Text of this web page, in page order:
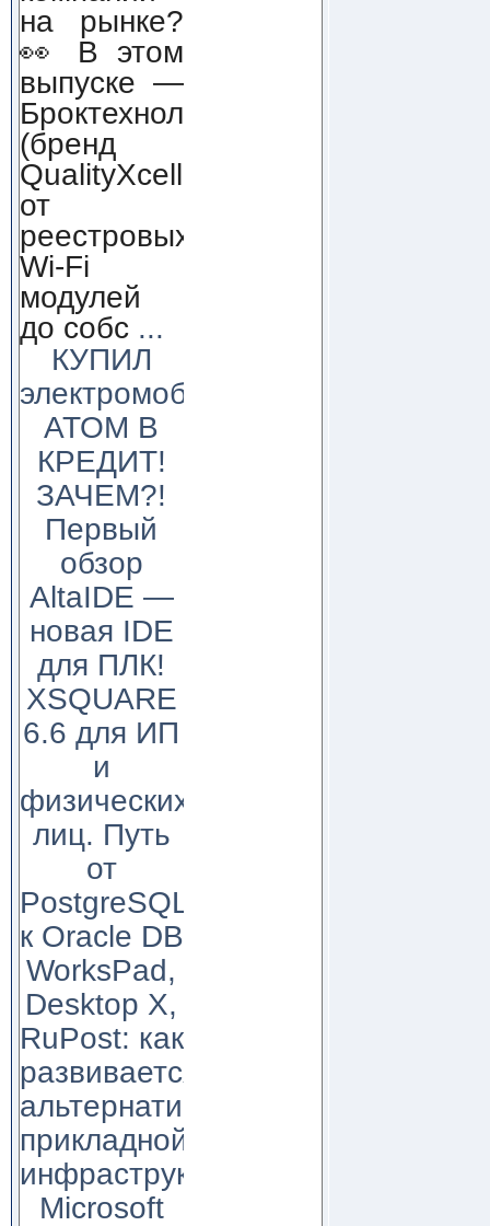
на рынке?
👀 В этом
выпуске —
Броктехнолоджи
(бренд
QualityXcellence):
от
реестровых
Wi-Fi
модулей
до собс ...
КУПИЛ
электромобиль
АТОМ В
КРЕДИТ!
ЗАЧЕМ?!
Первый
обзор
AltaIDE —
новая IDE
для ПЛК!
XSQUARE
6.6 для ИП
и
физических
лиц. Путь
от
PostgreSQL
к Oracle DB
WorksPad,
Desktop X,
RuPost: как
развивается
альтернатива
прикладной
инфраструктуре
Microsoft